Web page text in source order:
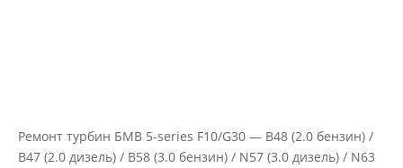
Ремонт турбин БМВ 5-series F10/G30 — B48 (2.0 бензин) /
B47 (2.0 дизель) / B58 (3.0 бензин) / N57 (3.0 дизель) / N63